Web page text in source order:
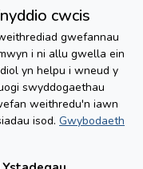
cwcis
gwefannau
i ni allu gwella ein
yn helpu i wneud y
swyddogaethau
weithredu'n iawn
isod. Gwybodaeth